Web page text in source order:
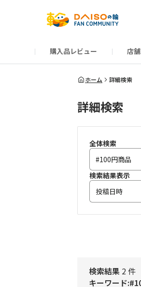
購入品レビュー 店
だんぜんトーク
運営からのお知らせ
ーSP Blogー
プレゼントキャンペーン
1周年記念キャンペーン
公式ホームページ
ホーム 詳細検索
詳細検索
全体検索
検索結果表示
投稿日時
検索結果 2 件
キーワード